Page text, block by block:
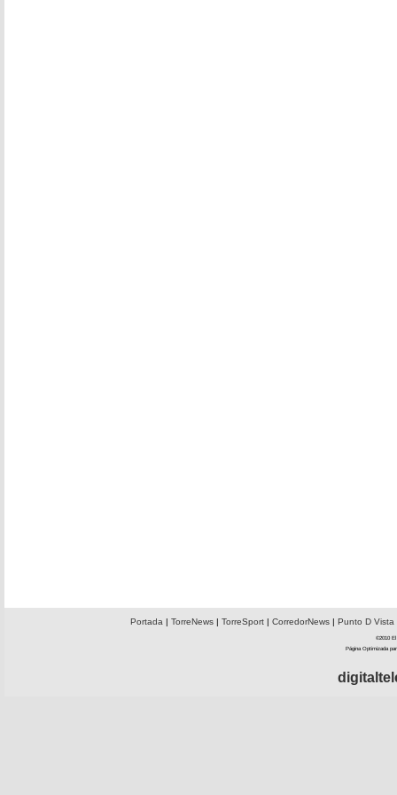
Portada | TorreNews| TorreSport| CorredorNews| Punto D Vista
©2010 El
Página Optimizada